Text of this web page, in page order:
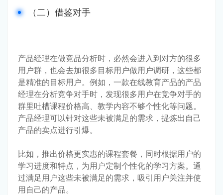
（二）借鉴对手
产品经理在做竞品分析时，必然会进入到对方的很多
用户群，也会去加很多目标用户做用户调研，这些都
是精准的目标用户。例如，一款在线教育产品的产品
经理在分析竞争对手时，发现很多用户在竞争对手的
群里吐槽课程价格高、教学内容不够个性化等问题。
产品经理可以针对这些未被满足的需求，提炼出自己
产品的卖点进行引爆。
比如，推出价格更实惠的课程套餐，同时根据用户的
学习进度和特点，为用户定制个性化的学习方案。通
过满足用户这些未被满足的需求，吸引用户关注并使
用自己的产品。